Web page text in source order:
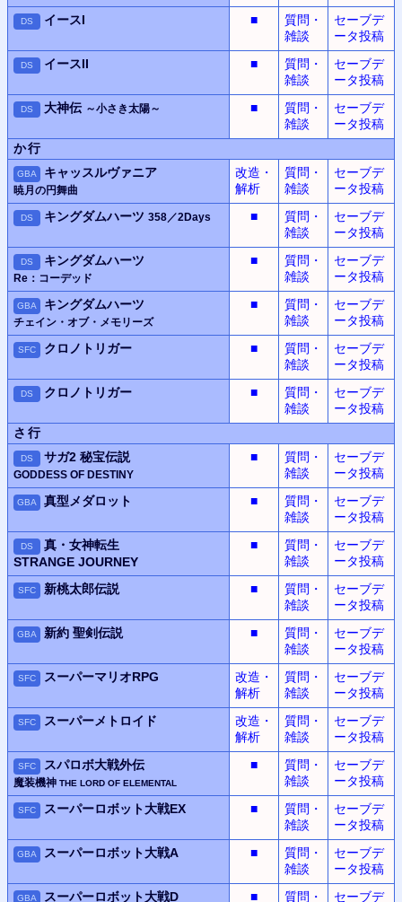
DS イースI ■
質問・
雑談
セーブデ
ータ投稿
DS イースII ■
質問・
雑談
セーブデ
ータ投稿
DS 大神伝 ～小さき太陽～ ■
質問・
雑談
セーブデ
ータ投稿
か行
GBA キャッスルヴァニア
暁月の円舞曲
改造・
解析
質問・
雑談
セーブデ
ータ投稿
DS キングダムハーツ 358／2Days ■
質問・
雑談
セーブデ
ータ投稿
DS キングダムハーツ
Re：コーデッド
■
質問・
雑談
セーブデ
ータ投稿
GBA キングダムハーツ
チェイン・オブ・メモリーズ
■
質問・
雑談
セーブデ
ータ投稿
SFC クロノトリガー ■
質問・
雑談
セーブデ
ータ投稿
DS クロノトリガー ■
質問・
雑談
セーブデ
ータ投稿
さ行
DS サガ2 秘宝伝説
GODDESS OF DESTINY
■
質問・
雑談
セーブデ
ータ投稿
GBA 真型メダロット ■
質問・
雑談
セーブデ
ータ投稿
DS
真・女神転生
STRANGE JOURNEY
■
質問・
雑談
セーブデ
ータ投稿
SFC 新桃太郎伝説 ■
質問・
雑談
セーブデ
ータ投稿
GBA 新約 聖剣伝説 ■
質問・
雑談
セーブデ
ータ投稿
SFC スーパーマリオRPG
改造・
解析
質問・
雑談
セーブデ
ータ投稿
SFC スーパーメトロイド
改造・
解析
質問・
雑談
セーブデ
ータ投稿
SFC スパロボ大戦外伝
魔装機神 THE LORD OF ELEMENTAL
■
質問・
雑談
セーブデ
ータ投稿
SFC スーパーロボット大戦EX ■
質問・
雑談
セーブデ
ータ投稿
GBA スーパーロボット大戦A ■
質問・
雑談
セーブデ
ータ投稿
GBA スーパーロボット大戦D ■ 質問・ セーブデ